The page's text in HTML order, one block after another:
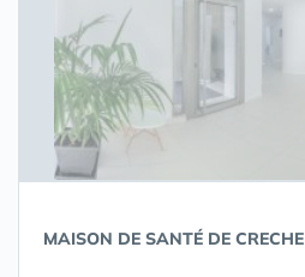
MAISON DE SANTÉ DE